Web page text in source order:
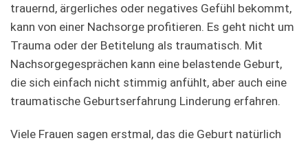
trauernd, ärgerliches oder negatives Gefühl bekommt,
kann von einer Nachsorge profitieren. Es geht nicht um
Trauma oder der Betitelung als traumatisch. Mit
Nachsorgegesprächen kann eine belastende Geburt,
die sich einfach nicht stimmig anfühlt, aber auch eine
traumatische Geburtserfahrung Linderung erfahren.
Viele Frauen sagen erstmal, das die Geburt natürlich